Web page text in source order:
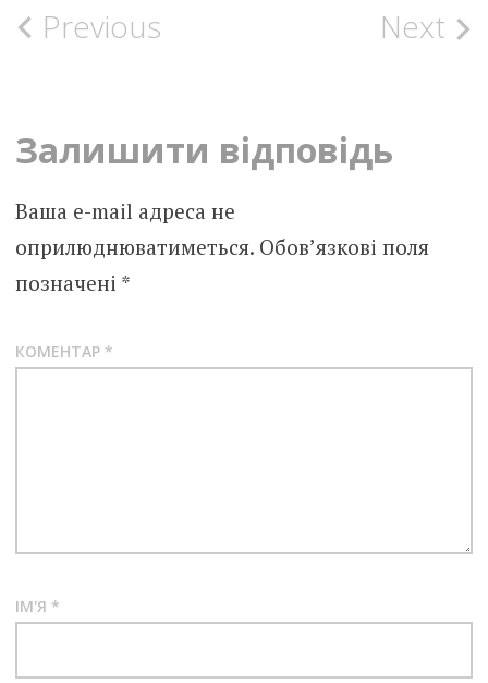
Post
Previous Next
Залишити відповідь
Ваша e-mail адреса не
оприлюднюватиметься. Обов’язкові поля
позначені *
КОМЕНТАР *
ІМ'Я *